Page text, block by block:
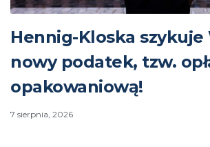
Hennig-Kloska szykuje
nowy podatek, tzw.
opakowaniową!
7 sierpnia, 2026